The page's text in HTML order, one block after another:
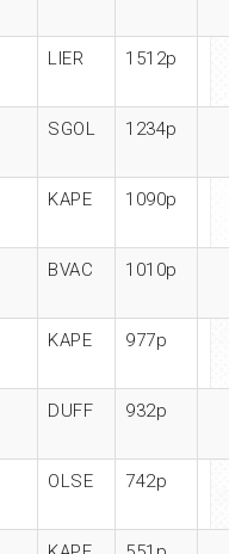
LIER 1512p
SGOL 1234p
KAPE 1090p
BVAC 1010p
KAPE 977p
DUFF 932p
OLSE 742p